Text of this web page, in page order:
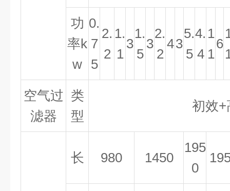
功
率k
w
0.
7
5
2.
2
1.
1
3
1.
5
3
2.
2
43
5.
5
4.
4
1
1
6
空气过
滤器
类
型
初效+
长 980 1450
195
0